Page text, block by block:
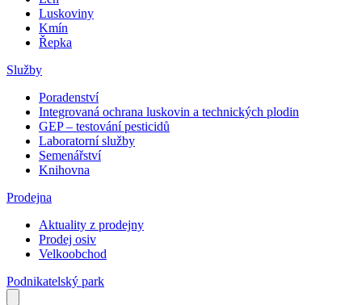
Luskoviny
Kmín
Řepka
Služby
Poradenství
Integrovaná ochrana luskovin a technických plodin
GEP – testování pesticidů
Laboratorní služby
Semenářství
Knihovna
Prodejna
Aktuality z prodejny
Prodej osiv
Velkoobchod
Podnikatelský park